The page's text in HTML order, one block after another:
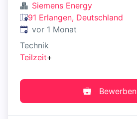
Siemens Energy
91 Erlangen, Deutschland
Veröffentlicht:
vor 1 Monat
Technik
Teilzeit+
Bewerben